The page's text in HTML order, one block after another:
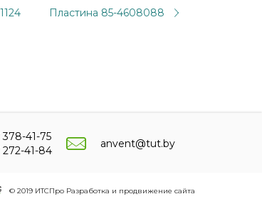
Пластина 85-4608088
378-41-75
272-41-84
anvent@tut.by
© 2019 ИТСПро Разработка и продвижение сайта